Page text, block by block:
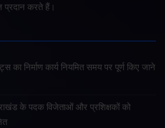
प्रदान करते हैं।
निर्माण कार्य नियमित समय पर पूर्ण किए जाने
के पदक विजेताओं और प्रशिक्षकों को